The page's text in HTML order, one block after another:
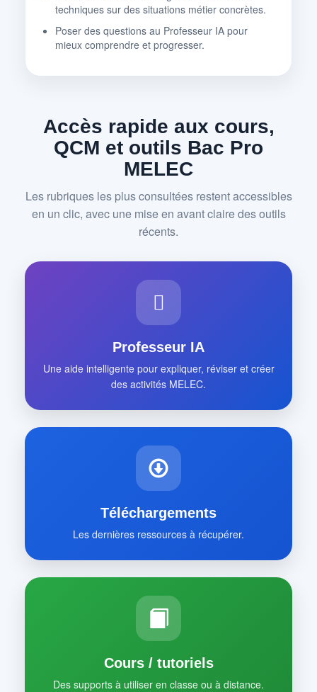
techniques sur des situations métier concrètes.
Poser des questions au Professeur IA pour
mieux comprendre et progresser.
Accès rapide aux cours,
QCM et outils Bac Pro
MELEC
Les rubriques les plus consultées restent accessibles
en un clic, avec une mise en avant claire des outils
récents.
Professeur IA
Une aide intelligente pour expliquer, réviser et créer
des activités MELEC.
Téléchargements
Les dernières ressources à récupérer.
Cours / tutoriels
Des supports à utiliser en classe ou à distance.